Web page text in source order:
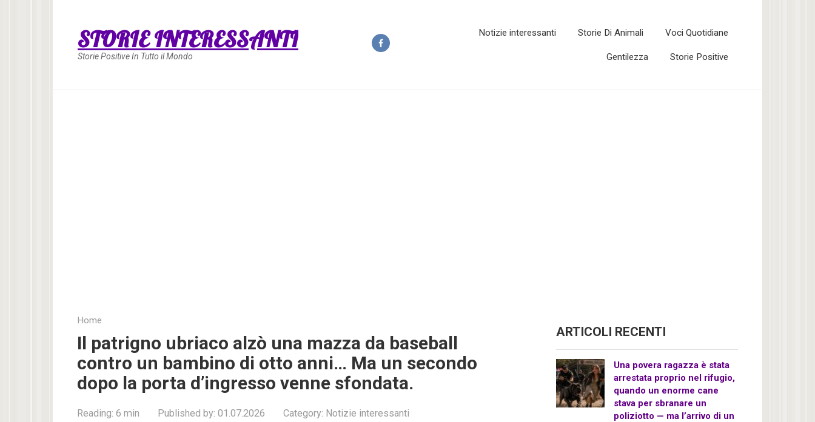
STORIE INTERESSANTI
Storie Positive In Tutto il Mondo
Notizie interessanti Storie Di Animali Voci Quotidiane
Gentilezza Storie Positive
Home
Il patrigno ubriaco alzò una mazza da baseball
contro un bambino di otto anni… Ma un secondo
dopo la porta d’ingresso venne sfondata.
Reading: 6 min Published by: 01.07.2026 Category: Notizie interessanti
ARTICOLI RECENTI
Una povera ragazza è stata
arrestata proprio nel rifugio,
quando un enorme cane
stava per sbranare un
poliziotto — ma l’arrivo di un